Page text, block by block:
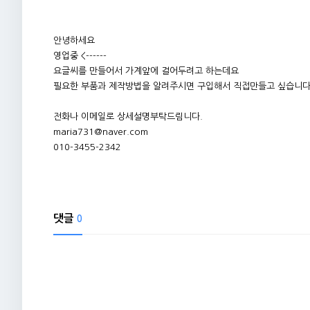
안녕하세요
영업중 <------
요글씨를 만들어서 가계앞에 걸어두려고 하는데요
필요한 부품과 제작방법을 알려주시면 구입해서 직접만들고 싶습니다.
전화나 이메일로 상세설명부탁드림니다.
maria731@naver.com
010-3455-2342
댓글 0